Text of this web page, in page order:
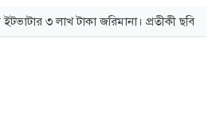
৩ লাখ টাকা জরিমানা। প্রতীকী ছবি